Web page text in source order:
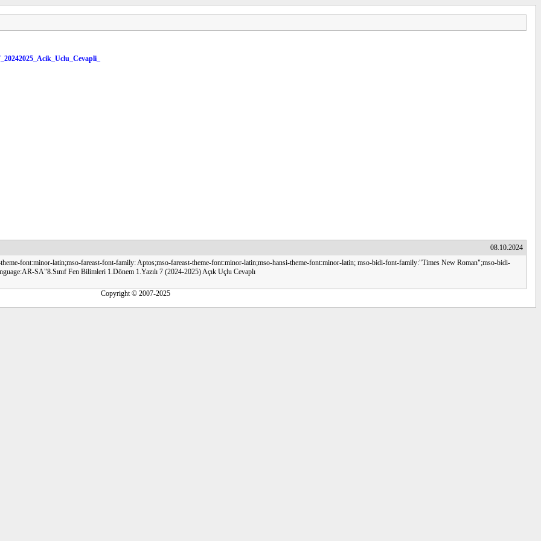
08.10.2024
font:minor-latin;mso-fareast-font-family: Aptos;mso-fareast-theme-font:minor-latin;mso-hansi-theme-font:minor-latin; mso-bidi-font-family:"Times New Roman";mso-bidi-
SA"8.Sınıf Fen Bilimleri 1.Dönem 1.Yazılı 7 (2024-2025) Açık Uçlu Cevaplı
Copyright © 2007-2025